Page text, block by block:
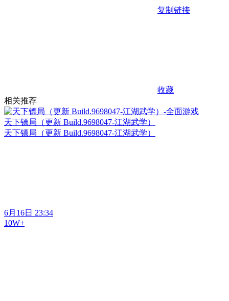
复制链接
收藏
相关推荐
天下镖局（更新 Build.9698047-江湖武学）
天下镖局（更新 Build.9698047-江湖武学）
6月16日 23:34
10W+